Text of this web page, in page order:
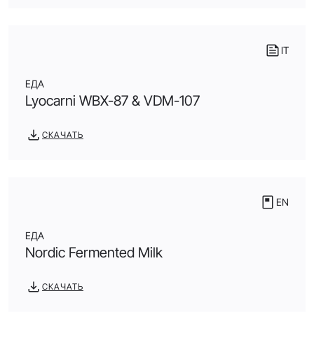
IT
ЕДА
Lyocarni WBX-87 & VDM-107
СКАЧАТЬ
EN
ЕДА
Nordic Fermented Milk
СКАЧАТЬ